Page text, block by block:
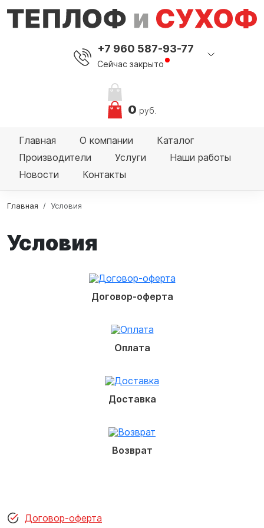
+7 960 587-93-77
Сейчас закрыто
0 руб.
Главная О компании
Каталог
Производители
Услуги
Наши работы
Новости
Контакты
Главная Условия
Условия
Договор-оферта
Оплата
Доставка
Возврат
Договор-оферта